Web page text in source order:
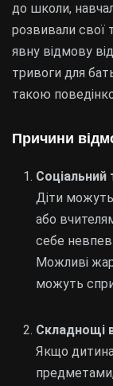
до школи,
розвивали свої
явну відмову
тривоги для
такою
Причини
Соціальний
Діти можуть
або
себе
Можливі
можуть
Складнощі
Якщо